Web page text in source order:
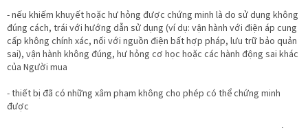
- nếu khiếm khuyết hoặc hư hỏng được chứng minh là do sử dụng không
đúng cách, trái với hướng dẫn sử dụng (ví dụ: vận hành với điện áp cung
cấp không chính xác, nối với nguồn điện bất hợp pháp, lưu trữ bảo quản
sai), vận hành không đúng, hư hỏng cơ học hoặc các hành động sai khác
của Người mua
- thiết bị đã có những xâm phạm không cho phép có thể chứng minh
được